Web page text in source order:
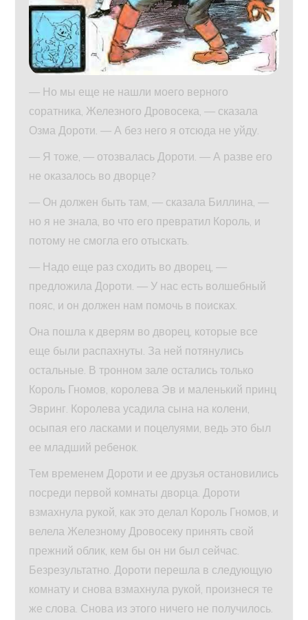
— Но мы еще не нашли моего верного
соратника, Железного Дровосека, — сказала
Озма Дороти. — А без него я отсюда не уйду.
— Я тоже, — отозвалась Дороти. — А разве его
не оказалось во дворце?
— Он должен быть там, — сказала Биллина, —
но я не знала, во что его превратил Король, и
потому не смогла его отыскать.
— Надо еще раз сходить во дворец, —
предложила Дороти. — У нас есть волшебный
пояс, и он должен нам помочь в поисках.
Она пошла к дверям во дворец, которые все
еще были распахнуты. За ней потянулись
остальные. В тронном зале остались только
Король Гномов, королева Эв и маленький принц
Эвринг. Королева усадила сына на колени,
осыпая его ласками и поцелуями, ведь это был
ее младший ребенок.
Тем временем Дороти и ее друзья остановились
посреди первой комнаты дворца. Дороти
взмахнула рукой, как это делал Король Гномов, и
велела Железному Дровосеку принять свой
прежний облик, кем бы он ни был сейчас.
Безрезультатно. Дороти перешла в следующую
комнату и снова взмахнула рукой, произнеся те
же слова. Снова из этого ничего не получилось.